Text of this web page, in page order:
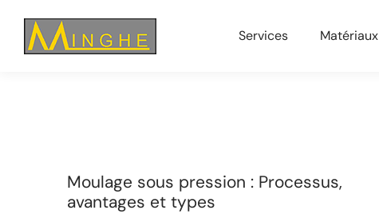
Services Matériaux
Moulage sous pression : Processus,
avantages et types